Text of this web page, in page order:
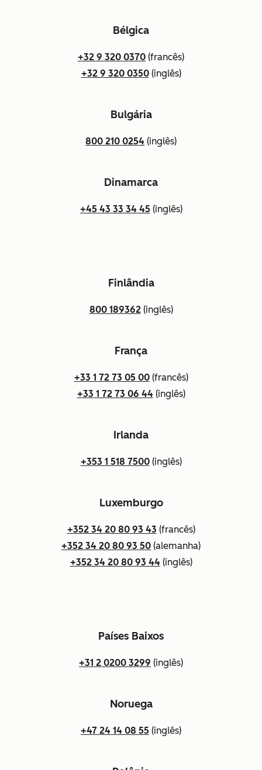
Bélgica
+32 9 320 0370 (francês)
+32 9 320 0350(inglês)
Bulgária
800 210 0254 (inglês)
Dinamarca
+45 43 33 34 45(inglês)
Finlândia
800 189362(inglês)
França
+33 1 72 73 05 00(francês)
+33 1 72 73 06 44 (inglês)
Irlanda
+353 1 518 7500(inglês)
Luxemburgo
+352 34 20 80 93 43 (francês)
+352 34 20 80 93 50 (alemanha)
+352 34 20 80 93 44 (inglês)
Países Baixos
+31 2 0200 3299 (inglês)
Noruega
+47 24 14 08 55 (inglês)